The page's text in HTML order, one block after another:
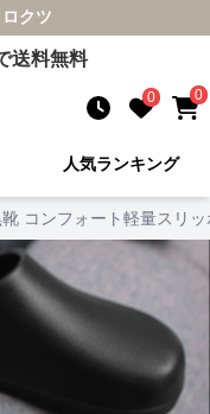
クツ
送料無料
0 0
人気ランキング
コンフォート軽量スリッ